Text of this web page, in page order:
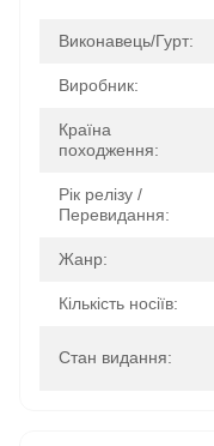
Виконавець/Гурт:
Виробник:
Країна
походження:
Рік релізу /
Перевидання:
Жанр:
Кількість носіїв:
Стан видання: